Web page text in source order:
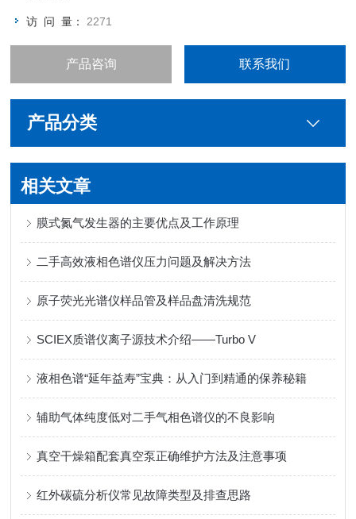
访 问 量： 2271
产品咨询 联系我们
产品分类
相关文章
膜式氮气发生器的主要优点及工作原理
二手高效液相色谱仪压力问题及解决方法
原子荧光光谱仪样品管及样品盘清洗规范
SCIEX质谱仪离子源技术介绍——Turbo V
液相色谱“延年益寿”宝典：从入门到精通的保养秘籍
辅助气体纯度低对二手气相色谱仪的不良影响
真空干燥箱配套真空泵正确维护方法及注意事项
红外碳硫分析仪常见故障类型及排查思路